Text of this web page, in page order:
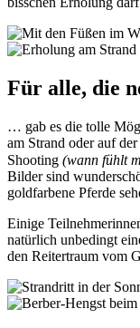
Für alle, die
… gab es die tolle
am Strand oder auf
Shooting (wann fühlt
Bilder sind
goldfarbene Pferde
Einige
natürlich unbedingt
den Reitertraum vom